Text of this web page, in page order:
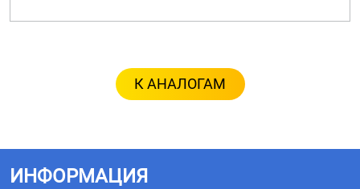
К АНАЛОГАМ
ИНФОРМАЦИЯ